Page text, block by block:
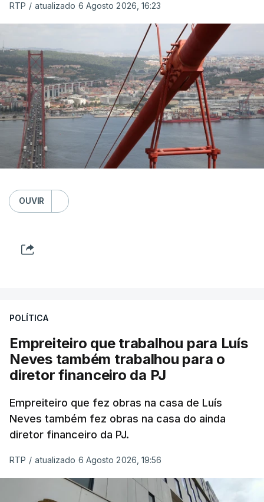
RTP / atualizado 6 Agosto 2026, 16:23
OUVIR
POLÍTICA
Empreiteiro que trabalhou para Luís
Neves também trabalhou para o
diretor financeiro da PJ
Empreiteiro que fez obras na casa de Luís
Neves também fez obras na casa do ainda
diretor financeiro da PJ.
RTP / atualizado 6 Agosto 2026, 19:56